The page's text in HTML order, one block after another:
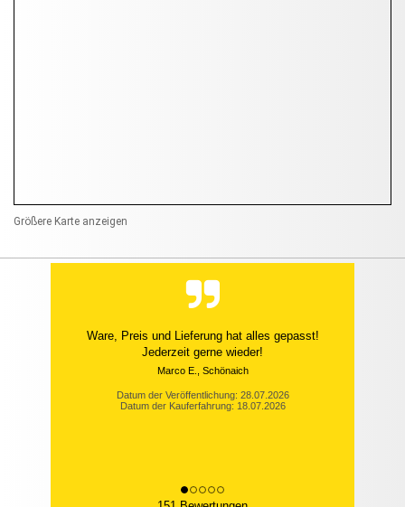
Größere Karte anzeigen
Schnell, zuverlässig und preiswert.
Armin H., Girod
Datum der Veröffentlichung: 26.07.2026
Datum der Kauferfahrung: 14.07.2026